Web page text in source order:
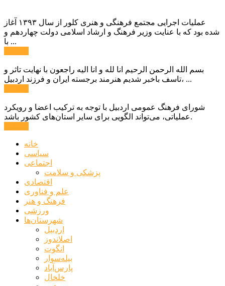
عملیات اجرایی مجتمع فرهنگی و هنری کلور از سال ۱۳۹۳ آغاز
شده بود که با عنایت وزیر فرهنگ و ارشاد اسلامی دولت چهاردهم و
با ...
بسم الله الرحمن الرحیم انا لله و انا الیه راجعون با نهایت تاثر و
تاسف باخبر شدیم هنرمند برجسته ایران و فرزند اردبیل، ...
شورای فرهنگ عمومی اردبیل با توجه به ترکیب اعضا و رویکرد
عملیاتی، می‌تواند الگویی برای سایر استان‌های کشور باشد.
خانه
سیاسی
اجتماعی
پزشکی و سلامت
اقتصادی
علم و فناوری
فرهنگ و هنر
ورزشی
شهرستان‌ها
اردبیل
اصلاندوز
انگوت
بیله‌سوار
پارس‌آباد
خلخال